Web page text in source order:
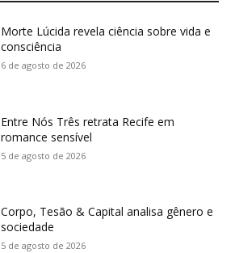
Morte Lúcida revela ciência sobre vida e
consciência
6 de agosto de 2026
Entre Nós Três retrata Recife em
romance sensível
5 de agosto de 2026
Corpo, Tesão & Capital analisa gênero e
sociedade
5 de agosto de 2026